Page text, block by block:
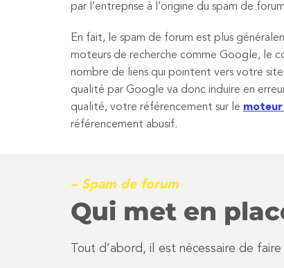
par l’entreprise à l’origine du spam de
En fait, le spam de forum est plus
moteurs de recherche comme Google, le
nombre de liens qui pointent vers votre
qualité par Google va donc induire en
qualité, votre référencement sur le moteur
référencement abusif.
– Spam de forum
Qui met en
Tout d’abord, il est nécessaire de